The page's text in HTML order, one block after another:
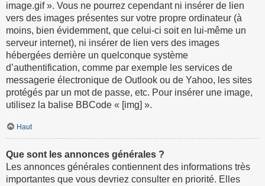
image.gif ». Vous ne pourrez cependant ni insérer de lien
vers des images présentes sur votre propre ordinateur (à
moins, bien évidemment, que celui-ci soit en lui-même un
serveur internet), ni insérer de lien vers des images
hébergées derrière un quelconque système
d’authentification, comme par exemple les services de
messagerie électronique de Outlook ou de Yahoo, les sites
protégés par un mot de passe, etc. Pour insérer une image,
utilisez la balise BBCode « [img] ».
Haut
Que sont les annonces générales ?
Les annonces générales contiennent des informations très
importantes que vous devriez consulter en priorité. Elles